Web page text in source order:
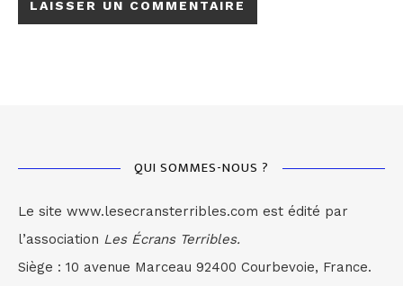
QUI SOMMES-NOUS ?
Le site www.lesecransterribles.com est édité par
l’association Les Écrans Terribles.
Siège : 10 avenue Marceau 92400 Courbevoie, France.